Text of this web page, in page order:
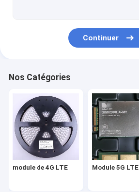
Module de routeur sans fil
Continuer
Nos Catégories
module de 4G LTE Module 5G LTE